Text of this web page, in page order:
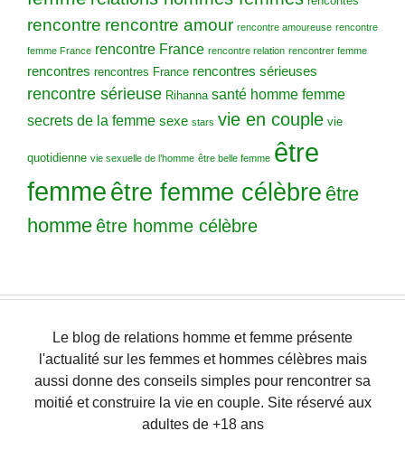
rencontre rencontre amour rencontre amoureuse rencontre
femme France rencontre France rencontre relation rencontrer femme
rencontres rencontres France rencontres sérieuses
rencontre sérieuse Rihanna santé homme femme
secrets de la femme sexe stars vie en couple vie
quotidienne vie sexuelle de l’homme être belle femme être
femme être femme célèbre être
hommeêtre homme célèbre
Le blog de relations homme et femme présente
l'actualité sur les femmes et hommes célèbres mais
aussi donne des conseils simples pour rencontrer sa
moitié et construire la vie en couple. Site réservé aux
adultes de +18 ans